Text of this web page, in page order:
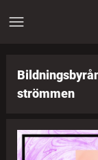
strömmen